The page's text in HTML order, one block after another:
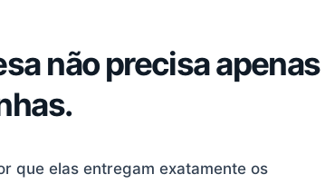
não precisa apenas
que elas entregam exatamente os